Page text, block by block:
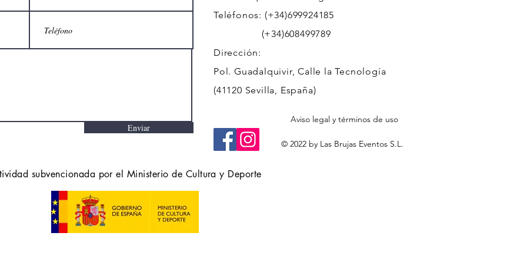
Enviar
Teléfonos: (+34)699924185
(+34)608499789
Dirección:
Pol. Guadalquivir, Calle la Tecnología
(41120 Sevilla, España)
Aviso legal y términos de uso
© 2022 by Las Brujas Eventos S.L.
subvencionada por el Ministerio de Cultura y Deporte